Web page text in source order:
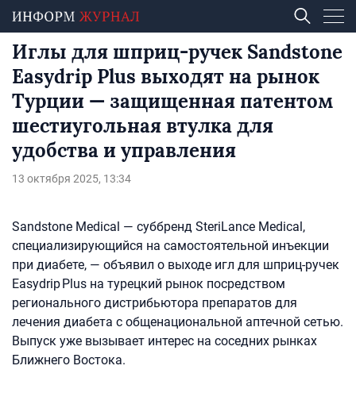
Иглы для шприц-ручек Sandstone
Easydrip Plus выходят на рынок
Турции — защищенная патентом
шестиугольная втулка для
удобства и управления
13 октября 2025, 13:34
Sandstone Medical — суббренд SteriLance Medical,
специализирующийся на самостоятельной инъекции
при диабете, — объявил о выходе игл для шприц-ручек
Easydrip Plus на турецкий рынок посредством
регионального дистрибьютора препаратов для
лечения диабета с общенациональной аптечной сетью.
Выпуск уже вызывает интерес на соседних рынках
Ближнего Востока.